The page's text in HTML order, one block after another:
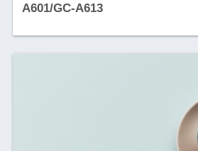
A601/GC-A613